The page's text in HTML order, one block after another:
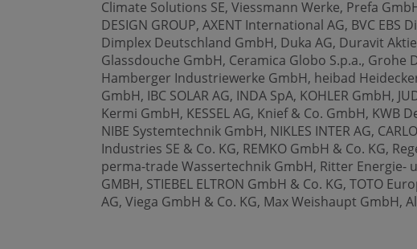
Climate Solutions SE, Viessmann Werke, Prefa
DESIGN GROUP, AXENT International AG, BVC EBS
Dimplex Deutschland GmbH, Duka AG, Duravit
Glassdouche GmbH, Ceramica Globo S.p.a.,
Hamberger Industriewerke GmbH, heibad
GmbH, IBC SOLAR AG, INDA SpA, KOHLER GmbH,
Kermi GmbH, KESSEL AG, Knief & Co. GmbH,
NIBE Systemtechnik GmbH, NIKLES INTER AG,
Industries SE & Co. KG, REMKO GmbH & Co. KG,
perma-trade Wassertechnik GmbH, Ritter Energie-
GMBH, STIEBEL ELTRON GmbH & Co. KG, TOTO
AG, Viega GmbH & Co. KG, Max Weishaupt GmbH,